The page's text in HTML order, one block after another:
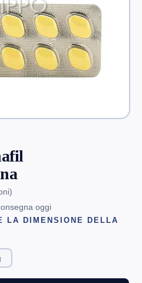
)
oggi
LA DIMENSIONE DELLA